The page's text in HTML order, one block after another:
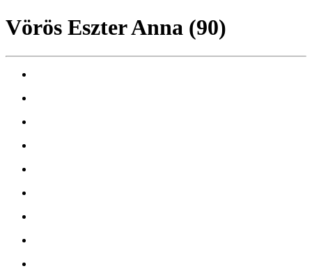
Vörös Eszter Anna (90)